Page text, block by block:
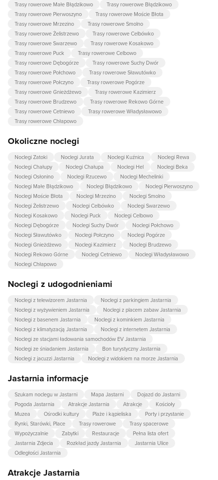
Trasy rowerowe Małe Błądzikowo
Trasy rowerowe Błądzikowo
Trasy rowerowe Pierwoszyno
Trasy rowerowe Moście Błota
Trasy rowerowe Mrzezino
Trasy rowerowe Smolno
Trasy rowerowe Żelistrzewo
Trasy rowerowe Celbówko
Trasy rowerowe Swarzewo
Trasy rowerowe Kosakowo
Trasy rowerowe Puck
Trasy rowerowe Celbowo
Trasy rowerowe Dębogórze
Trasy rowerowe Suchy Dwór
Trasy rowerowe Połchowo
Trasy rowerowe Sławutówko
Trasy rowerowe Połczyno
Trasy rowerowe Pogórze
Trasy rowerowe Gnieżdżewo
Trasy rowerowe Kazimierz
Trasy rowerowe Brudzewo
Trasy rowerowe Rekowo Górne
Trasy rowerowe Cetniewo
Trasy rowerowe Władysławowo
Trasy rowerowe Chłapowo
Okoliczne noclegi
Noclegi Zatoki Noclegi Jurata Noclegi Kuźnica
Noclegi Rewa
Noclegi Chałupy
Noclegi Chałupa Noclegi Hel
Noclegi Beka
Noclegi Osłonino
Noclegi Rzucewo
Noclegi Mechelinki
Noclegi Małe Błądzikowo
Noclegi Błądzikowo
Noclegi Pierwoszyno
Noclegi Moście Błota
Noclegi Mrzezino
Noclegi Smolno
Noclegi Żelistrzewo
Noclegi Celbówko
Noclegi Swarzewo
Noclegi Kosakowo
Noclegi Puck
Noclegi Celbowo
Noclegi Dębogórze
Noclegi Suchy Dwór
Noclegi Połchowo
Noclegi Sławutówko
Noclegi Połczyno
Noclegi Pogórze
Noclegi Gnieżdżewo
Noclegi Kazimierz
Noclegi Brudzewo
Noclegi Rekowo Górne
Noclegi Cetniewo
Noclegi Władysławowo
Noclegi Chłapowo
Noclegi z udogodnieniami
Noclegi z telewizorem Jastarnia
Noclegi z parkingiem Jastarnia
Noclegi z wyżywieniem Jastarnia
Noclegi z placem zabaw Jastarnia
Noclegi z basenem Jastarnia
Noclegi z kominkiem Jastarnia
Noclegi z klimatyzacją Jastarnia
Noclegi z internetem Jastarnia
Noclegi ze stacjami ładowania samochodów EV Jastarnia
Noclegi ze śniadaniem Jastarnia
Bon turystyczny Jastarnia
Noclegi z jacuzzi Jastarnia
Noclegi z widokiem na morze Jastarnia
Jastarnia informacje
Szukam noclegu w Jastarni Mapa Jastarni
Dojazd do Jastarni
Pogoda Jastarnia
Atrakcje Jastarnia Atrakcje
Kościoły
Muzea
Ośrodki kultury Plaże i kąpieliska
Porty i przystanie
Rynki, Starówki, Place
Trasy rowerowe
Trasy spacerowe
Wypożyczalnie
Zabytki Restauracje
Pełna lista ofert
Jastarnia Zdjecia
Rozkład jazdy Jastarnia
Jastarnia Ulice
Odległości Jastarnia
Atrakcje Jastarnia